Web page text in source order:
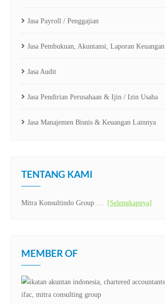
Jasa Payroll / Penggajian
Jasa Pembukuan, Akuntansi, Laporan Keuangan
Jasa Audit
Jasa Pendirian Perusahaan & Ijin / Izin Usaha
Jasa Manajemen Bisnis & Keuangan Lainnya
TENTANG KAMI
Mitra Konsultindo Group … [Selengkapnya]
MEMBER OF